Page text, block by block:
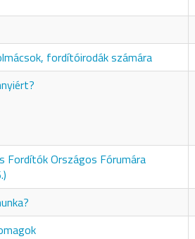
fordítóirodák számára
Fordítók Országos Fórumára